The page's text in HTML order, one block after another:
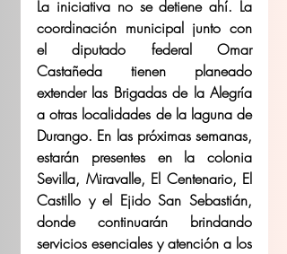
La iniciativa no se detiene ahí. La
coordinación municipal junto con
el diputado federal Omar
Castañeda tienen planeado
extender las Brigadas de la Alegría
a otras localidades de la laguna de
Durango. En las próximas semanas,
estarán presentes en la colonia
Sevilla, Miravalle, El Centenario, El
Castillo y el Ejido San Sebastián,
donde continuarán brindando
servicios esenciales y atención a los